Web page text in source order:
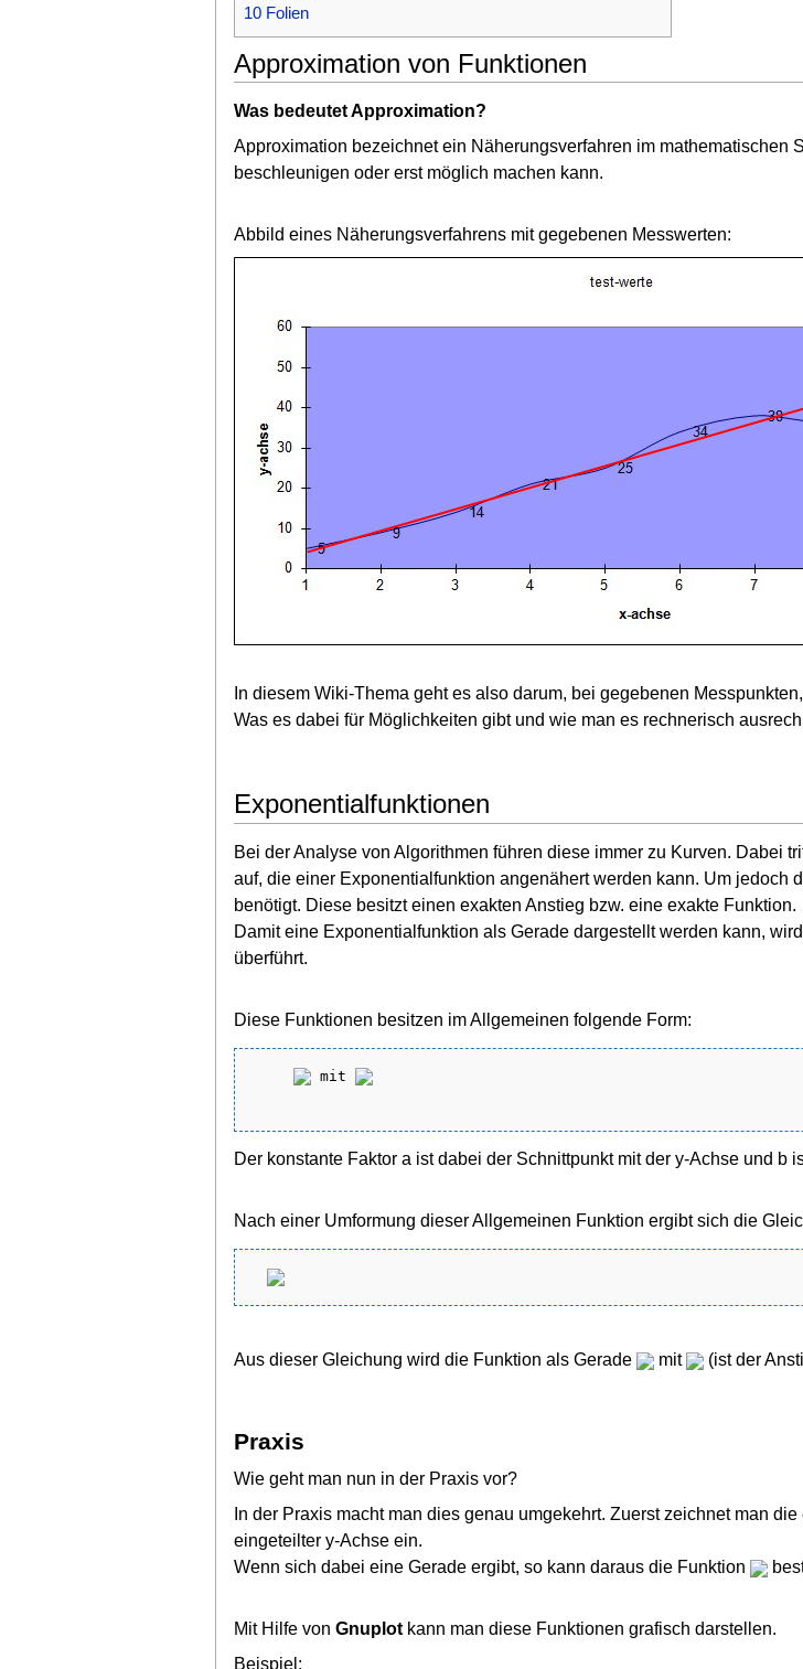
10 Folien
Approximation von Funktionen
Was bedeutet Approximation?
Approximation bezeichnet ein Näherungsverfahren im
beschleunigen oder erst möglich machen kann.
Abbild eines Näherungsverfahrens mit gegebenen Messwerten:
In diesem Wiki-Thema geht es also darum, bei gegebenen
Was es dabei für Möglichkeiten gibt und wie man es rechnerisch
Exponentialfunktionen
Bei der Analyse von Algorithmen führen diese immer zu Kurven. Dabei
auf, die einer Exponentialfunktion angenähert werden kann. Um
benötigt. Diese besitzt einen exakten Anstieg bzw. eine exakte Funktion.
Damit eine Exponentialfunktion als Gerade dargestellt werden kann,
überführt.
Diese Funktionen besitzen im Allgemeinen folgende Form:
mit
Der konstante Faktor a ist dabei der Schnittpunkt mit der y-Achse und b
Nach einer Umformung dieser Allgemeinen Funktion ergibt sich die
Aus dieser Gleichung wird die Funktion als Gerade mit (ist der
Praxis
Wie geht man nun in der Praxis vor?
In der Praxis macht man dies genau umgekehrt. Zuerst zeichnet man
eingeteilter y-Achse ein.
Wenn sich dabei eine Gerade ergibt, so kann daraus die Funktion
Mit Hilfe vonGnuplot kann man diese Funktionen grafisch darstellen.
Beispiel: